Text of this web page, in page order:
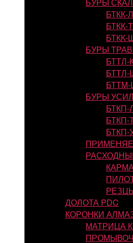
БТКК-Л
БТКК-Т
БТКК-
БУРЫ
БТТЛ-
БУРЫ
БТКП-
БТКП-
БТКП-
ДОЛОТА PDC
КОРОНКИ
МАТРИЦА